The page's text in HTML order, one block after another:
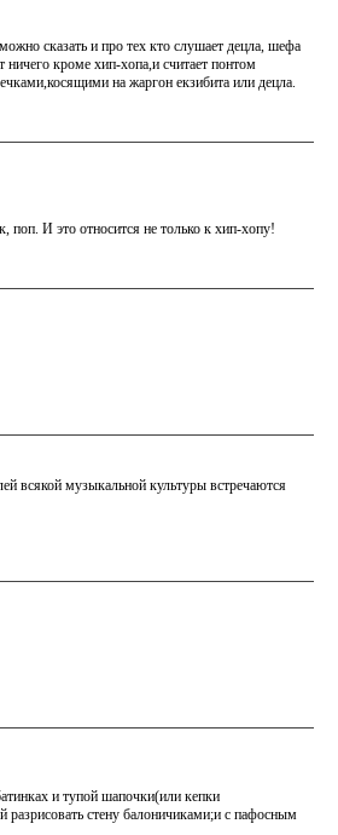
сказать и про тех кто слушает децла, шефа
ничего кроме хип-хопа,и считает понтом
на жаргон екзибита или децла.
поп. И это относится не только к хип-хопу!
всякой музыкальной культуры встречаются
и тупой шапочки(или кепки
разрисовать стену балоничиками;и с пафосным